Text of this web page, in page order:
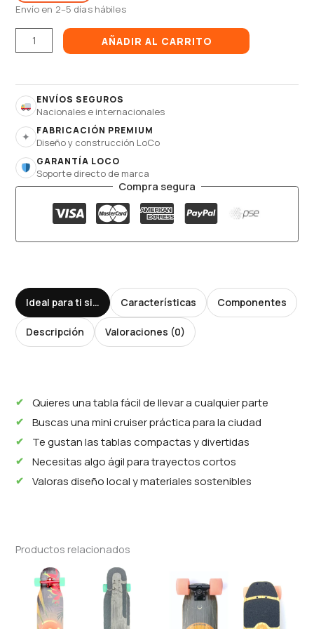
Envío en 2–5 días hábiles
AÑADIR AL CARRITO
ENVÍOS SEGUROS
Nacionales e internacionales
✦ FABRICACIÓN PREMIUM
Diseño y construcción LoCo
GARANTÍA LOCO
Soporte directo de marca
Compra segura
Ideal para ti si… Características Componentes
Descripción Valoraciones (0)
Quieres una tabla fácil de llevar a cualquier parte
Buscas una mini cruiser práctica para la ciudad
Te gustan las tablas compactas y divertidas
Necesitas algo ágil para trayectos cortos
Valoras diseño local y materiales sostenibles
Productos relacionados
Price
range:
$ 589.000
through
$ 884.000